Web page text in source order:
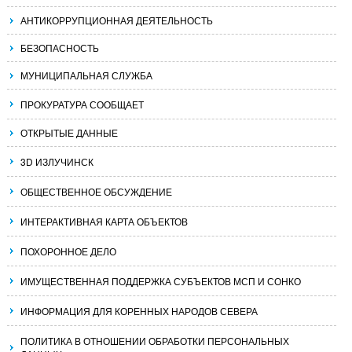
АНТИКОРРУПЦИОННАЯ ДЕЯТЕЛЬНОСТЬ
БЕЗОПАСНОСТЬ
МУНИЦИПАЛЬНАЯ СЛУЖБА
ПРОКУРАТУРА СООБЩАЕТ
ОТКРЫТЫЕ ДАННЫЕ
3D ИЗЛУЧИНСК
ОБЩЕСТВЕННОЕ ОБСУЖДЕНИЕ
ИНТЕРАКТИВНАЯ КАРТА ОБЪЕКТОВ
ПОХОРОННОЕ ДЕЛО
ИМУЩЕСТВЕННАЯ ПОДДЕРЖКА СУБЪЕКТОВ МСП И СОНКО
ИНФОРМАЦИЯ ДЛЯ КОРЕННЫХ НАРОДОВ СЕВЕРА
ПОЛИТИКА В ОТНОШЕНИИ ОБРАБОТКИ ПЕРСОНАЛЬНЫХ